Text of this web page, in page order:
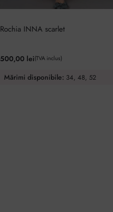
Rochia INNA scarlet
500,00 lei(TVA inclus)
Mărimi disponibile: 34, 48, 52